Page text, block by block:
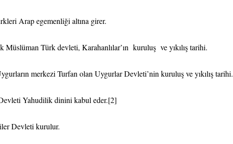
Arap egemenliği altına girer.
Müslüman Türk devleti, Karahanlılar’ın kuruluş ve yıkılış tarihi.
merkezi Turfan olan Uygurlar Devleti’nin kuruluş ve yıkılış tarihi.
Yahudilik dinini kabul eder.[2]
Devleti kurulur.